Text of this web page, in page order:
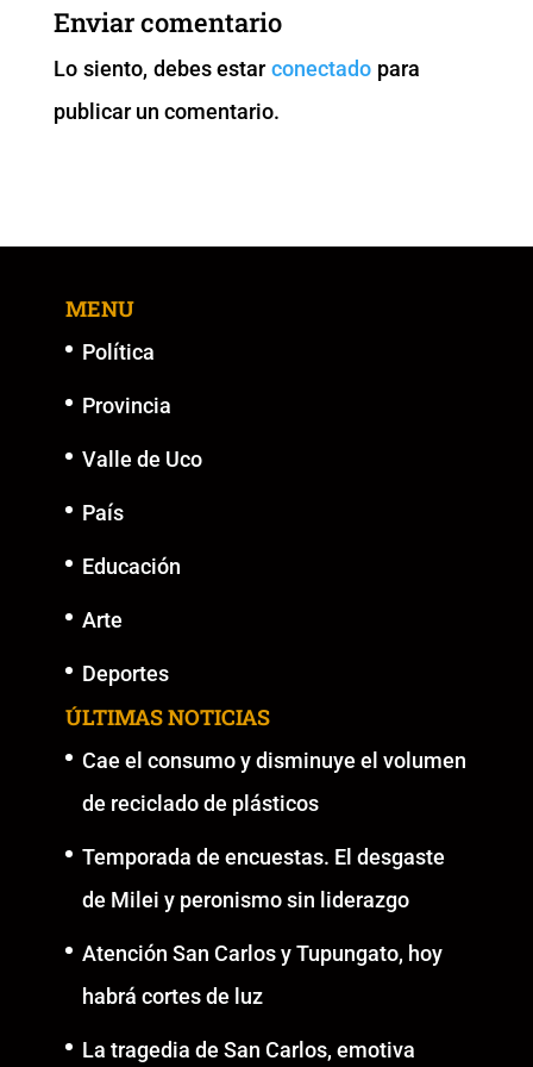
o
o
k
p
p k
er
Enviar comentario
Lo siento, debes estarconectado para
publicar un comentario.
MENU
Política
Provincia
Valle de Uco
País
Educación
Arte
Deportes
ÚLTIMAS NOTICIAS
Cae el consumo y disminuye el volumen
de reciclado de plásticos
Temporada de encuestas. El desgaste
de Milei y peronismo sin liderazgo
Atención San Carlos y Tupungato, hoy
habrá cortes de luz
La tragedia de San Carlos, emotiva